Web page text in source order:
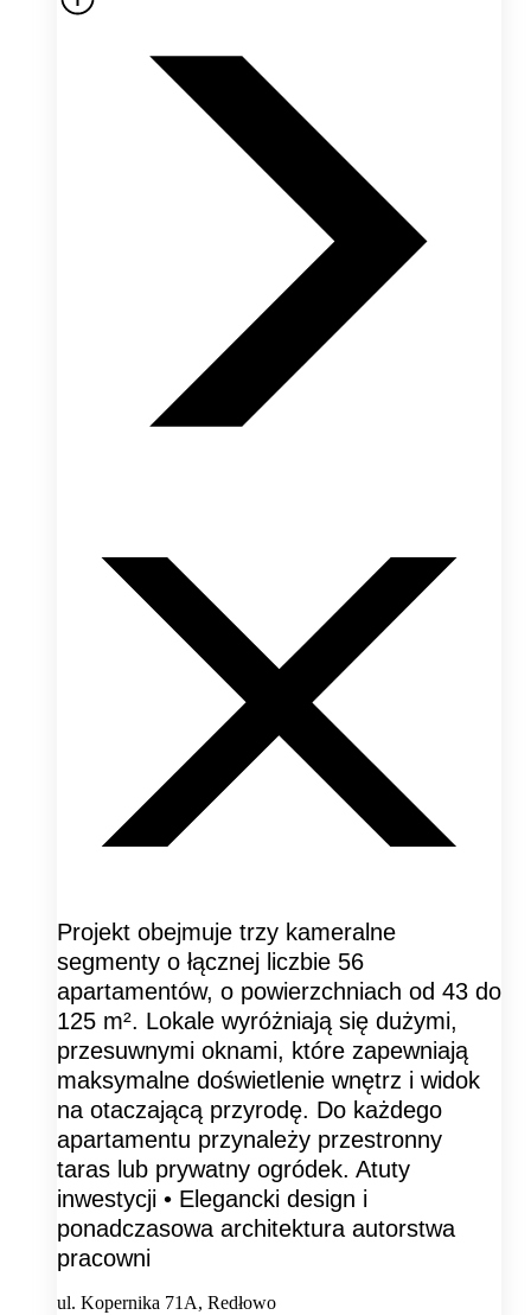
Projekt obejmuje trzy kameralne
segmenty o łącznej liczbie 56
apartamentów, o powierzchniach od 43 do
125 m². Lokale wyróżniają się dużymi,
przesuwnymi oknami, które zapewniają
maksymalne doświetlenie wnętrz i widok
na otaczającą przyrodę. Do każdego
apartamentu przynależy przestronny
taras lub prywatny ogródek. Atuty
inwestycji • Elegancki design i
ponadczasowa architektura autorstwa
pracowni
ul. Kopernika 71A, Redłowo